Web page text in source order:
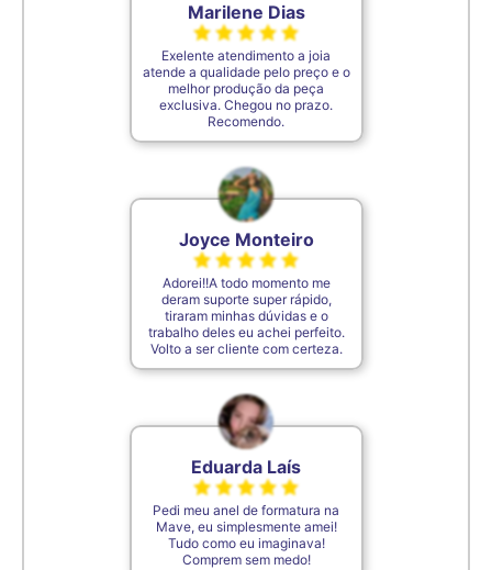
Marilene Dias
Exelente atendimento a joia
atende a qualidade pelo preço e o
melhor produção da peça
exclusiva. Chegou no prazo.
Recomendo.
Joyce Monteiro
Adorei!!A todo momento me
deram suporte super rápido,
tiraram minhas dúvidas e o
trabalho deles eu achei perfeito.
Volto a ser cliente com certeza.
Eduarda Laís
Pedi meu anel de formatura na
Mave, eu simplesmente amei!
Tudo como eu imaginava!
Comprem sem medo!